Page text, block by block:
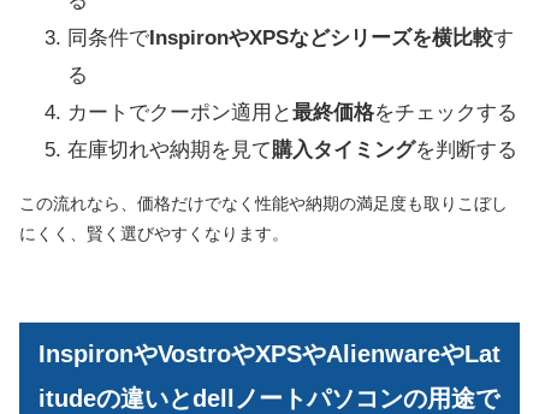
同条件でInspironやXPSなどシリーズを横比較す
る
カートでクーポン適用と最終価格をチェックする
在庫切れや納期を見て購入タイミングを判断する
この流れなら、価格だけでなく性能や納期の満足度も取りこぼし
にくく、賢く選びやすくなります。
InspironやVostroやXPSやAlienwareやLat
itudeの違いとdellノートパソコンの用途で